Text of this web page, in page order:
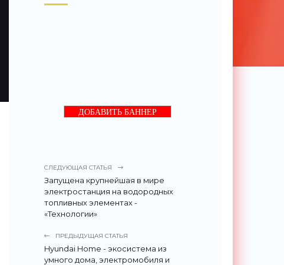
ДОБАВИТЬ БАННЕР
СЛЕДУЮЩАЯ СТАТЬЯ
Запущена крупнейшая в мире
электростанция на водородных
топливных элементах -
«Технологии»
ПРЕДЫДУЩАЯ СТАТЬЯ
Hyundai Home - экосистема из
умного дома, электромобиля и